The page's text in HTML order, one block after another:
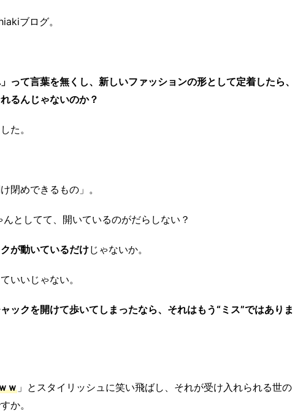
ブログ。
って言葉を無くし、新しいファッションの形として定着したら、
るんじゃないのか？
た。
閉めできるもの」。
としてて、開いているのがだらしない？
が動いているだけじゃないか。
いいじゃない。
ックを開けて歩いてしまったなら、それはもう“ミス”ではありま
ｗ 」とスタイリッシュに笑い飛ばし、それが受け入れられる世の
か。